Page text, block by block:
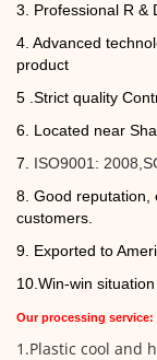
3. Professional R &
4. Advanced
product
5 .Strict quality
6. Located near
7. ISO9001:
8. Good reputation,
customers.
9. Exported to
10.Win-win situation
Our processing service:
1.Plastic cool and